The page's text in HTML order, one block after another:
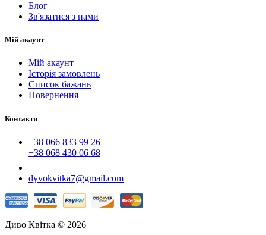
Блог
Зв'язатися з нами
Мій акаунт
Мій акаунт
Історія замовлень
Список бажань
Повернення
Контакти
+38 066 833 99 26
+38 068 430 06 68
dyvokvitka7@gmail.com
Диво Квітка © 2026